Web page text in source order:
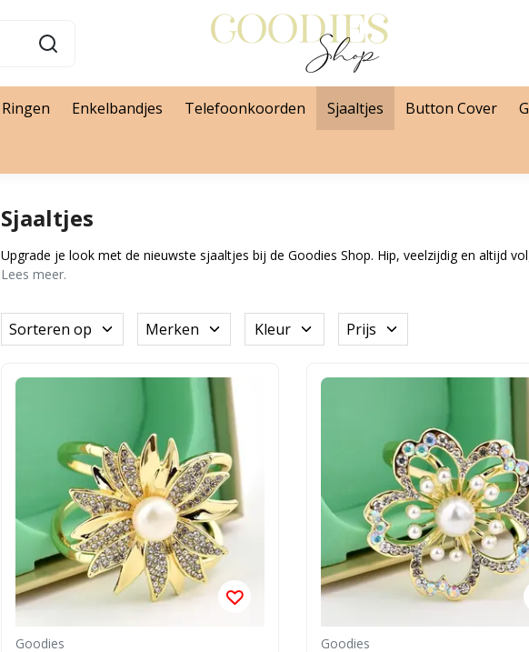
Ringen Enkelbandjes Telefoonkoorden Sjaaltjes Button Cover
Sjaaltjes
Upgrade je look met de nieuwste sjaaltjes bij de Goodies Shop. Hip, veelzijdig en altijd
Lees meer.
Sorteren op Merken Kleur Prijs
Goodies Goodies